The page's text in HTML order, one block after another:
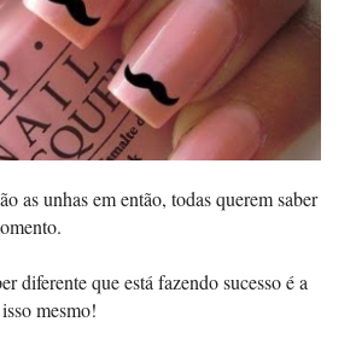
as unhas em então, todas querem saber
diferente que está fazendo sucesso é a
mesmo!